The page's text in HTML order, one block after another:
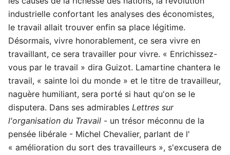
industrielle confortant les analyses des économistes,
le travail allait trouver enfin sa place légitime.
Désormais, vivre honorablement, ce sera vivre en
travaillant, ce sera travailler pour vivre. « Enrichissez-
vous par le travail » dira Guizot. Lamartine chantera le
travail, « sainte loi du monde » et le titre de travailleur,
naguère humiliant, sera porté si haut qu'on se le
disputera. Dans ses admirables Lettres sur
l'organisation du Travail - un trésor méconnu de la
pensée libérale - Michel Chevalier, parlant de l'
« amélioration du sort des travailleurs », s'excusera de